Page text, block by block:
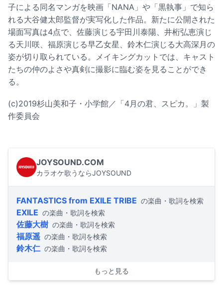
子による同名マンガを映画「NANA」や「黒執事」で知ら
れる大谷健太郎監督が実写化した作品。新たに公開された
場面写真は4点で、佐藤演じる宇田川泰陽、井桁弘恵演じ
る天川咲、福原演じる早乙女星、鈴木仁演じる大高深月の
姿が切り取られている。メイキングカットでは、キャスト
たちの仲のよさや真剣に撮影に臨む姿を見ることができ
る。
(c)2019杉山美和子・小学館／「4月の君、スピカ。」製
作委員会
JOYSOUND.COM
カラオケ歌うならJOYSOUND
FANTASTICS from EXILE TRIBE の楽曲・歌詞を検索
EXILE の楽曲・歌詞を検索
佐藤大樹 の楽曲・歌詞を検索
福原遥 の楽曲・歌詞を検索
鈴木仁 の楽曲・歌詞を検索
もっと見る